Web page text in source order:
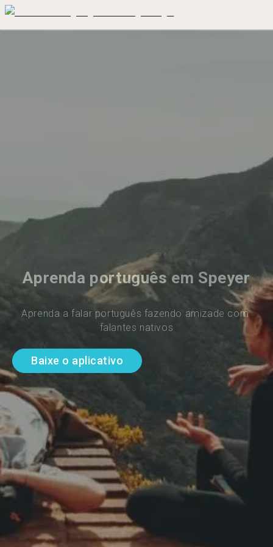
Aprenda português em Speyer
Aprenda a falar português fazendo amizade com
falantes nativos
Baixe o aplicativo